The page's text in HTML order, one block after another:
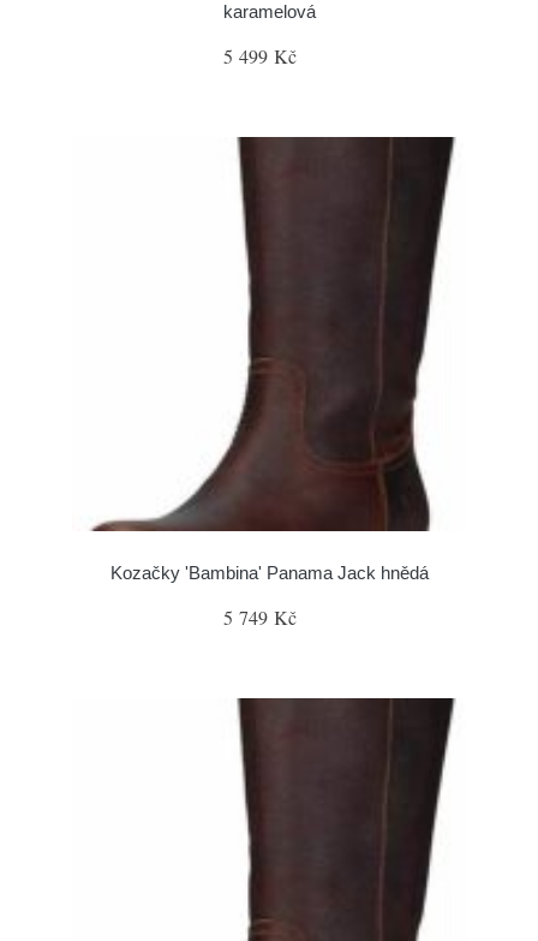
karamelová
5 499 Kč
Kozačky 'Bambina' Panama Jack hnědá
5 749 Kč